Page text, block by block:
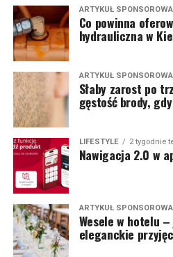
ARTYKUŁ
Co powinna
hydrauliczna w
ARTYKUŁ
Słaby zarost po
gęstość brody,
LIFESTYLE 2 tygodnie
Nawigacja 2.0 w
ARTYKUŁ
Wesele w hotelu
eleganckie